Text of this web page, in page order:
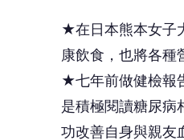
★在日本熊本女子
康飲食，也將各種
★七年前做健檢報
是積極閱讀糖尿病
功改善自身與親友